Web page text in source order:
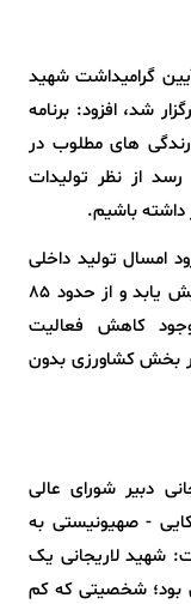
گرامیداشت شهید
شد، افزود: برنامه
های مطلوب در
از نظر تولیدات
باشیم.
امسال تولید داخلی
بخش کشاورزی نسبت به سال گذشته افزایش یابد و از حدود ۸۵
کاهش فعالیت
در بخش کشاورزی بدون
دبیر شورای عالی
- صهیونیستی به
شهید لاریجانی یک
بود؛ شخصیتی که کم